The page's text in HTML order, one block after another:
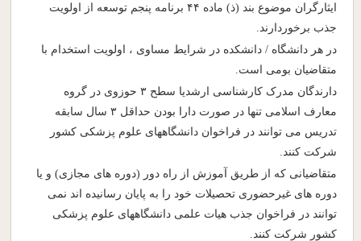
ایثارگران موضوع بند (ذ) ماده ۴۴ برنامه پنجم توسعه از اولویت
جذب برخوردارند.
در هر دانشگاه / دانشکده در شرایط مساوی ، اولویت استخدام با
متقاضیان بومی است.
دارندگان مدرک کارشناسی ارشدیا سطح ۳ حوزوی در گروه
معارف اسلامی تنها در صورت دارا بودن حداقل ۳ سال سابقه
تدریس می توانند در فراخوان دانشگاههای علوم پزشکی کشور
شرکت کنند.
متقاضیانی که از طریق آموزش از راه دور (دوره های مجازی) و یا
دوره‌ های غیرحضوری تحصیلات خود را به پایان رسانیده اند نمی
توانند در فراخوان جذب هیات علمی دانشگاههای علوم پزشکی
کشور شرکت کنند.